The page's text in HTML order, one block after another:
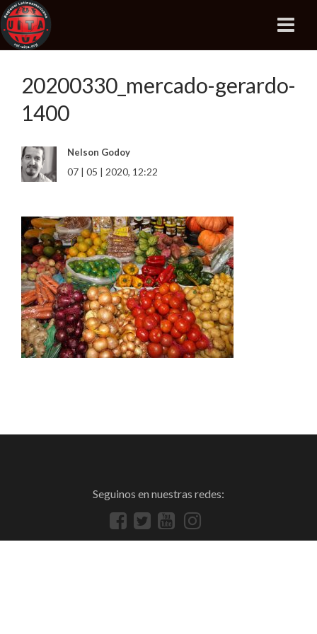
20200330_mercado-gerardo-
1400
Nelson Godoy
07 | 05 | 2020, 12:22
Seguinos en nuestras redes: